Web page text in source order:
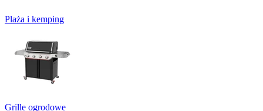
Plaża i kemping
Grille ogrodowe